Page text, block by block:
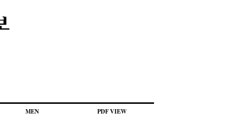
MEN PDF VIEW